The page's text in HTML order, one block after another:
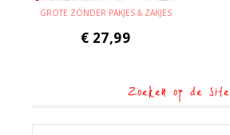
GROTE ZÓNDER PAKJES & ZAKJES
€ 27,99
Zoeken op de site